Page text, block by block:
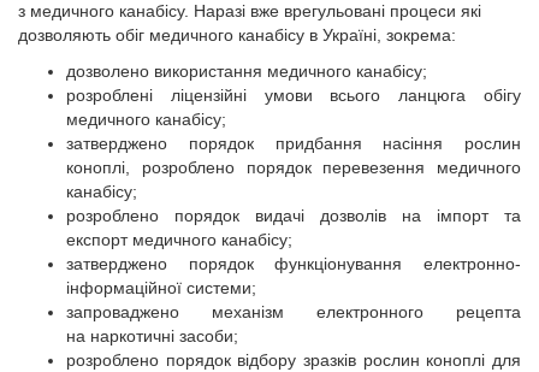
з медичного канабісу. Наразі вже врегульовані процеси які
дозволяють обіг медичного канабісу в Україні, зокрема:
дозволено використання медичного канабісу;
розроблені ліцензійні умови всього ланцюга обігу
медичного канабісу;
затверджено порядок придбання насіння рослин
коноплі, розроблено порядок перевезення медичного
канабісу;
розроблено порядок видачі дозволів на імпорт та
експорт медичного канабісу;
затверджено порядок функціонування електронно-
інформаційної системи;
запроваджено механізм електронного рецепта
на наркотичні засоби;
розроблено порядок відбору зразків рослин коноплі для